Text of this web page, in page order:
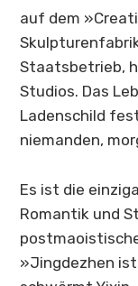
auf dem
Staatsbetrieb,
Studios. Das
Ladenschild
niemanden,
Es ist die
Romantik und
»Jingdezhen